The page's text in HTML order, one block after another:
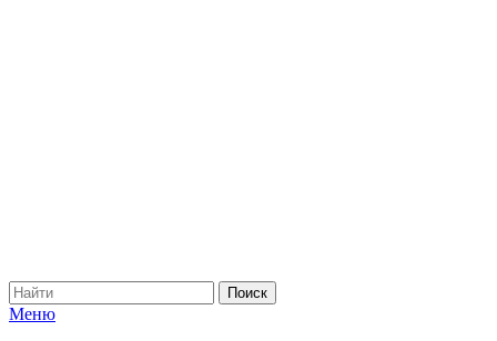
Меню